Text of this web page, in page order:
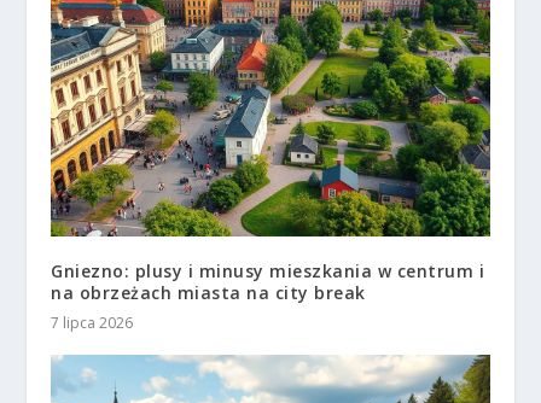
Gniezno: plusy i minusy mieszkania w centrum i
na obrzeżach miasta na city break
7 lipca 2026